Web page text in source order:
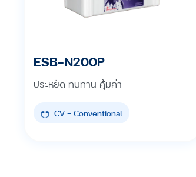
ESB-N200P
ประหยัด ทนทาน คุ้มค่า
CV - Conventional